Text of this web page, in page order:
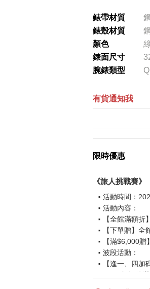
錶帶材質
鋼
錶殼材質
鋼
顏色
錶面尺寸
腕錶類型
有貨通知我
限時優惠
《旅人挑戰賽》
活動時間：
活動內容：
【全館滿額
【下單贈】
【滿$6,000
波段活動：
【逢一、四